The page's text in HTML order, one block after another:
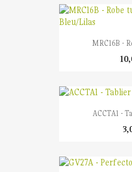
MRC16B -
ACCTA1 -